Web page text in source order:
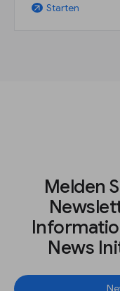
arrow_outward Starten
Melden
News